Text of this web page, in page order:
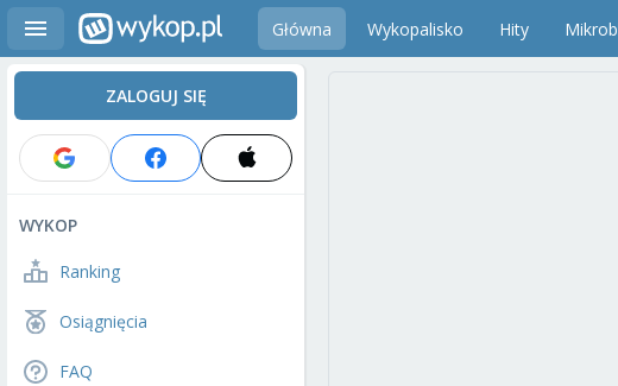
Główna Wykopalisko Hity
ZALOGUJ SIĘ
WYKOP
Ranking
Osiągnięcia
FAQ